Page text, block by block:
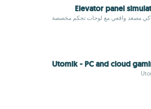
Elevator panel
مصعد واقعي مع لوحات تحكم مخصصة
Utomik - PC and cloud